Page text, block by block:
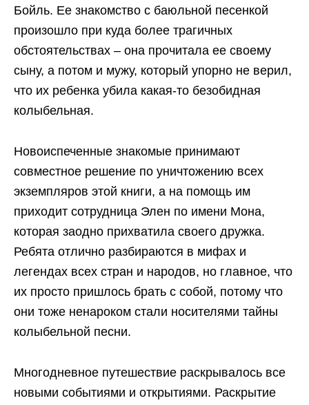
Бойль. Ее знакомство с баюльной песенкой
произошло при куда более трагичных
обстоятельствах – она прочитала ее своему
сыну, а потом и мужу, который упорно не верил,
что их ребенка убила какая-то безобидная
колыбельная.
Новоиспеченные знакомые принимают
совместное решение по уничтожению всех
экземпляров этой книги, а на помощь им
приходит сотрудница Элен по имени Мона,
которая заодно прихватила своего дружка.
Ребята отлично разбираются в мифах и
легендах всех стран и народов, но главное, что
их просто пришлось брать с собой, потому что
они тоже ненароком стали носителями тайны
колыбельной песни.
Многодневное путешествие раскрывалось все
новыми событиями и открытиями. Раскрытие